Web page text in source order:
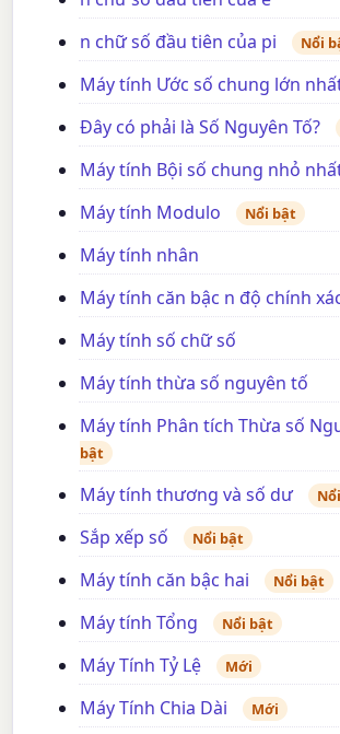
n chữ số đầu tiên của pi
Nổi
Máy tính Ước số chung lớn
Đây có phải là Số Nguyên Tố?
Máy tính Bội số chung nhỏ
Máy tính Modulo
Nổi bật
Máy tính nhân
Máy tính căn bậc n độ chính
Máy tính số chữ số
Máy tính thừa số nguyên tố
Máy tính Phân tích Thừa số
bật
Máy tính thương và số dư
Sắp xếp số Nổi bật
Máy tính căn bậc hai Nổi bật
Máy tính Tổng Nổi bật
Máy Tính Tỷ Lệ Mới
Máy Tính Chia Dài Mới